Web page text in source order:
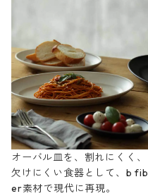
オーバル皿を、割れにくく、
欠けにくい食器として、b fib
er素材で現代に再現。